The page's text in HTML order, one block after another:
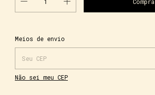
Entregas para o CEP:
Meios de envio
Não sei meu CEP